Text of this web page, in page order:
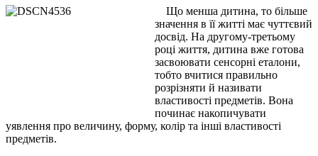
Що менша дитина, то більше
значення в її житті має чуттєвий
досвід. На другому-третьому
році життя, дитина вже готова
засвоювати сенсорні еталони,
тобто вчитися правильно
розрізняти й називати
властивості предметів. Вона
починає накопичувати
уявлення про величину, форму, колір та інші властивості
предметів.